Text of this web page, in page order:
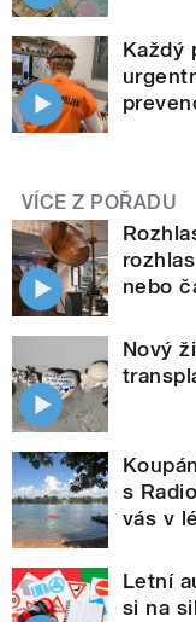
Každý
VÍCE Z POŘADU
nebo
Nový
s
vás v
Letní
si na